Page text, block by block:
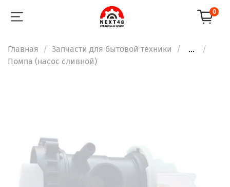
0
Главная Запчасти для бытовой техники
...
Помпа (насос сливной)